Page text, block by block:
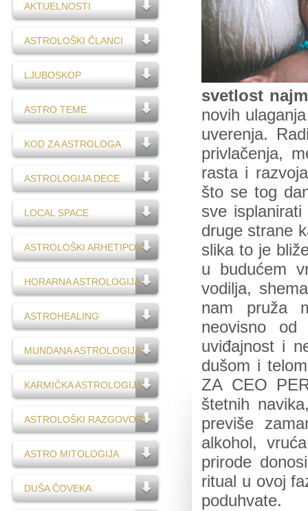
AKTUELNOSTI
ASTROLOŠKI ČLANCI
LJUBOSKOP
ASTRO TEME
KOD ZA ASTROLOGA
ASTROLOGIJA DECE
LOCAL SPACE
ASTROLOŠKI ARHETIPOVI
HORARNA ASTROLOGIJA
ASTROHEALING
MUNDANA ASTROLOGIJA
KARMIČKA ASTROLOGIJA
ASTROLOŠKI RAZGOVORI
ASTRO MITOLOGIJA
DUŠA ČOVEKA
svetlost
novih
uverenja.
privlačenja,
rasta i
što se tog
sve
druge strane
slika to je
u budućem
vodilja,
nam pruža
neovisno
uviđajnost i
dušom i
ZA CEO
štetnih
previše
alkohol,
prirode
ritual u ovoj
poduhvate.